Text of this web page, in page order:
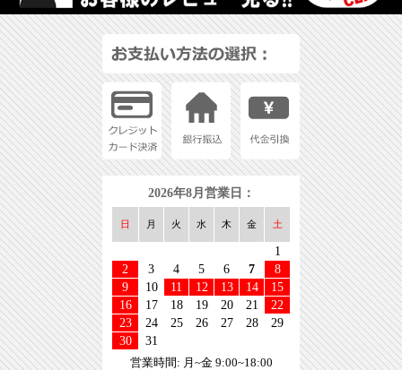
2026年8月営業日：
日 月 火 水 木 金 土
1
2
3 4 5 6 7
8
9
10 11 12 13 14
15
16
17 18 19 20 21
22
23
24 25 26 27 28
29
30
31
営業時間: 月~金 9:00~18:00